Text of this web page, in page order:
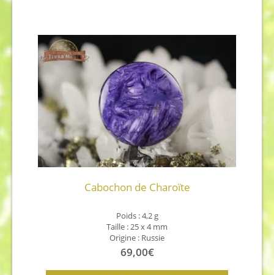
Cabochon de Charoïte
Poids : 4,2 g
Taille : 25 x 4 mm
Origine : Russie
69,00€